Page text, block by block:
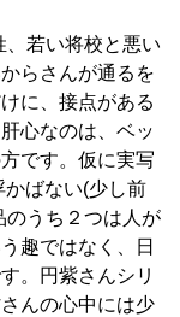
、若い将校と悪い
らさんが通るを
に、接点がある
心なのは、ベッ
です。仮に実写
ばない(少し前
のうち２つは人が
趣ではなく、日
。円紫さんシリ
んの心中には少